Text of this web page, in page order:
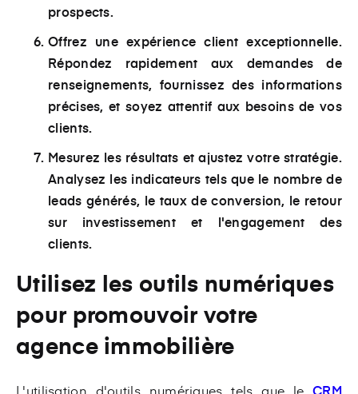
prospects.
Offrez une expérience client exceptionnelle.
Répondez rapidement aux demandes de
renseignements, fournissez des informations
précises, et soyez attentif aux besoins de vos
clients.
Mesurez les résultats et ajustez votre stratégie.
Analysez les indicateurs tels que le nombre de
leads générés, le taux de conversion, le retour
sur investissement et l'engagement des
clients.
Utilisez les outils numériques
pour promouvoir votre
agence immobilière
L'utilisation d'outils numériques tels que leCRM